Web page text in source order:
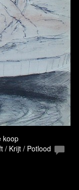
koop
/ Krijt / Potlood